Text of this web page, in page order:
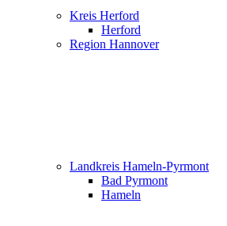
Kreis Herford
Herford
Region Hannover
Landkreis Hameln-Pyrmont
Bad Pyrmont
Hameln